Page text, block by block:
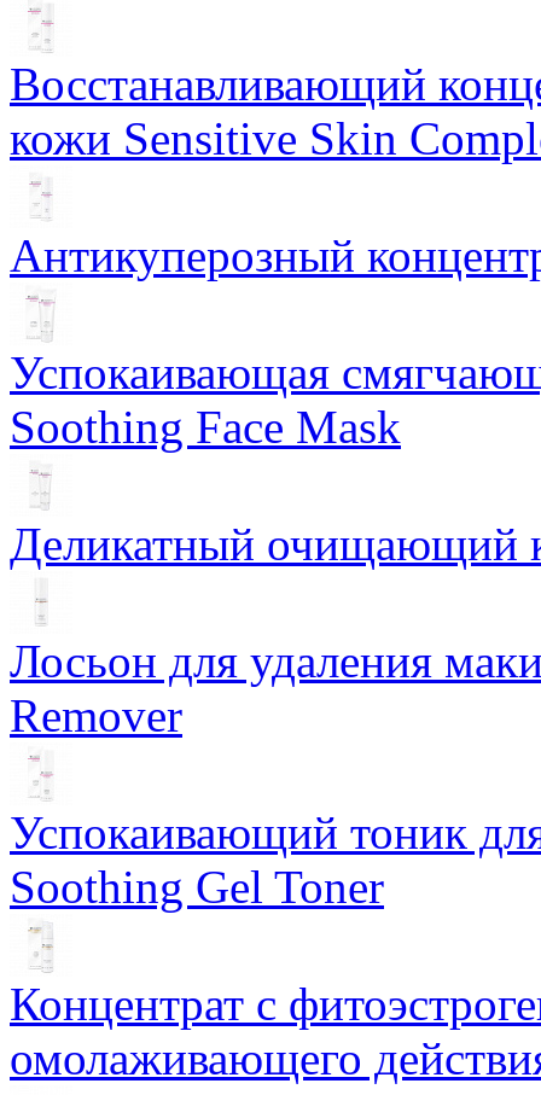
Восстанавливающий
кожи Sensitive Skin
Антикуперозный
Успокаивающая
Soothing Face Mask
Деликатный очищающий
Лосьон для удаления
Remover
Успокаивающий тоник
Soothing Gel Toner
Концентрат с
омолаживающего